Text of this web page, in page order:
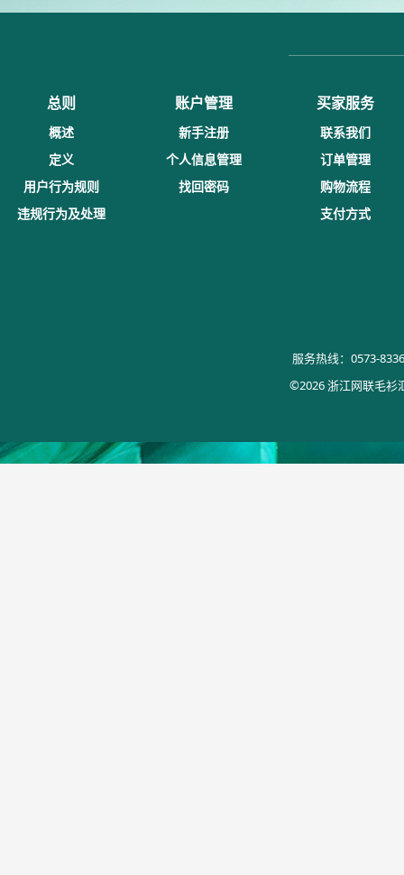
总则
概述
定义
用户行为规则
违规行为及处理
账户管理
新手注册
个人信息管理
找回密码
买家服务
联系我们
订单管理
购物流程
支付方式
服务热线：0573-
©2026 浙江网联毛衫